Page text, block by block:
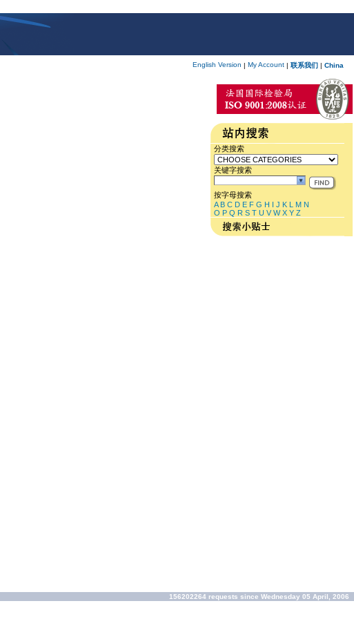
English Version | My Account | 联系我们 | China
分类搜索
关键字搜索
按字母搜索
A B C D E F G H I J K L M N
O P Q R S T U V W X Y Z
156202264 requests since Wednesday 05 April, 2006